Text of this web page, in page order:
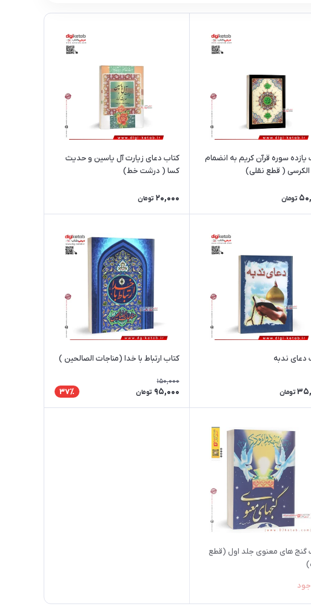
یازده سوره قرآن کریم به انضمام
( قطع نقلی)
تومان
کتاب دعای زیارت آل یاسین و حدیث
کسا ( درشت خط)
20,000 تومان
دعای ندبه
تومان
کتاب ارتباط با خدا (مناجات الصالحین )
150,000
95,000 تومان 37٪
گنج های معنوی جلد اول (قطع